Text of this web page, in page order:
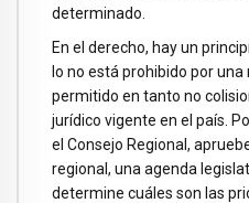
determinado.
En el derecho, hay un
lo no está prohibido por
permitido en tanto no
jurídico vigente en el país.
el Consejo Regional,
regional, una agenda
determine cuáles son las